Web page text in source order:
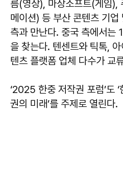
름(영상), 마상소프트(게임),
메이션) 등 부산 콘텐츠 기
측과 만난다. 중국 측에서는
을 찾는다. 텐센트와 틱톡,
텐츠 플랫폼 업체 다수가 교
‘2025 한중 저작권 포럼’도
권의 미래’를 주제로 열린다.